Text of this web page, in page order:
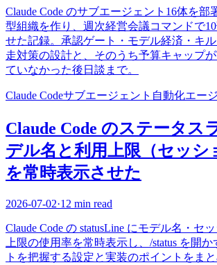
Claude Code のサブエージェント16体を部
型組織を作り、週次経営会議コマンドで
せた記録。承認ゲート・モデル経済・キ
走対策の設計と、そのうち予算キャップ
ていなかった後日談まで。
Claude Codeサブエージェント 自動化エー
Claude Code のステータス
デル名と利用上限（セッシ
を常時表示させた
2026-07-02·12 min read
Claude Code の statusLine にモデル名・セ
上限の使用率を常時表示し、/status を開
トを把握する設定と実装のポイントをま